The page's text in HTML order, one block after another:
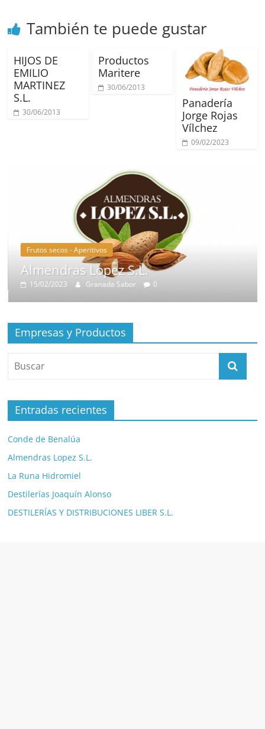
También te puede gustar
HIJOS DE
EMILIO
MARTINEZ
S.L.
30/06/2013
Productos
Maritere
30/06/2013
Panadería
Jorge Rojas
Vílchez
09/02/2023
Frutos secos - Aperitivos
Almendras Lopez S.L.
15/02/2023 Granada Sabor 0
Empresas y Productos
Entradas recientes
Conde de Benalúa
Almendras Lopez S.L.
La Runa Hidromiel
Destilerías Joaquín Alonso
DESTILERÍAS Y DISTRIBUCIONES LIBER S.L.